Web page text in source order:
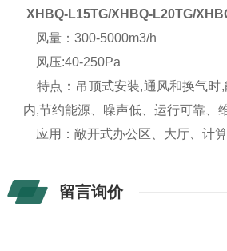
XHBQ-L15TG/XHBQ-L20TG/
风量：300-5000m3/h
风压:40-250Pa
特点：吊顶式安装,通风和换气时,
内,节约能源、噪声低、运行可靠、
应用：敞开式办公区、大厅、计
留言询价